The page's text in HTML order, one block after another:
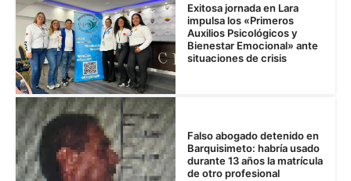
Exitosa jornada en Lara
impulsa los «Primeros
Auxilios Psicológicos y
Bienestar Emocional» ante
situaciones de crisis
Falso abogado detenido en
Barquisimeto: habría usado
durante 13 años la matrícula
de otro profesional